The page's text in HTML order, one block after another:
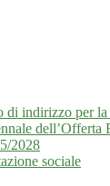
di indirizzo per la
dell’Offerta
2028
sociale